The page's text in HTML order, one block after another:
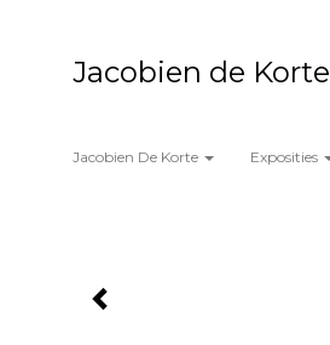
Jacobien de Korte
Jacobien De Korte Exposities